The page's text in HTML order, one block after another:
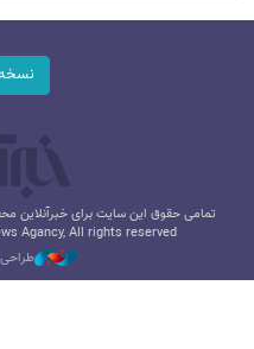
تمامی حقوق این سایت برای خبرآنلاین
Agancy, All rights reserved